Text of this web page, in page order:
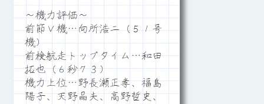
～機力評価～
前節Ｖ機…向所浩二（５１号
機）
前検航走トップタイム…和田
拓也（６秒７３）
機力上位…野長瀬正孝、福島
陽子、天野晶夫、高野哲史、